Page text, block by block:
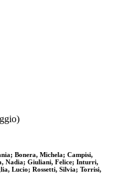
Bonera, Michela; Campisi,
Nadia; Giuliani, Felice; Inturri,
Lucio; Rossetti, Silvia; Torrisi,